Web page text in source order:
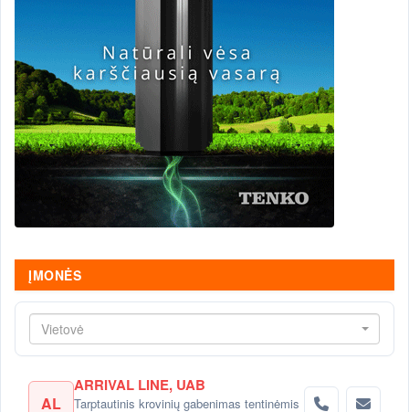
ĮMONĖS
Vietovė
AL
ARRIVAL LINE, UAB
Tarptautinis krovinių gabenimas tentinėmis